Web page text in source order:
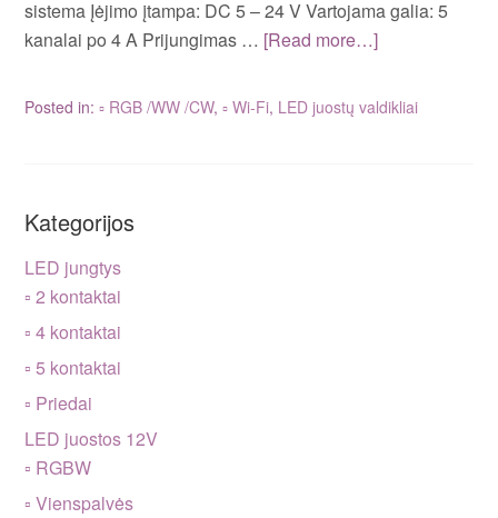
sistema Įėjimo įtampa: DC 5 – 24 V Vartojama galia: 5
kanalai po 4 A Prijungimas … [Read more…]
Posted in:▫ RGB /WW /CW,▫ Wi-Fi, LED juostų valdikliai
Kategorijos
LED jungtys
▫ 2 kontaktai
▫ 4 kontaktai
▫ 5 kontaktai
▫ Priedai
LED juostos 12V
▫ RGBW
▫ Vienspalvės